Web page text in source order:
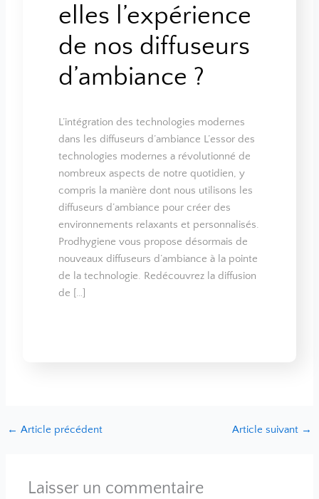
elles l’expérience
de nos diffuseurs
d’ambiance ?
L’intégration des technologies modernes
dans les diffuseurs d’ambiance L’essor des
technologies modernes a révolutionné de
nombreux aspects de notre quotidien, y
compris la manière dont nous utilisons les
diffuseurs d’ambiance pour créer des
environnements relaxants et personnalisés.
Prodhygiene vous propose désormais de
nouveaux diffuseurs d’ambiance à la pointe
de la technologie. Redécouvrez la diffusion
de […]
← Article précédent Article suivant →
Laisser un commentaire